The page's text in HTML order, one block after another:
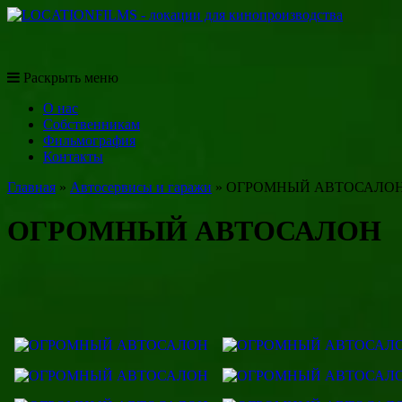
Раскрыть меню
O нас
Собственникам
Фильмография
Контакты
Главная » Автосервисы и гаражи » ОГРОМНЫЙ
ОГРОМНЫЙ АВТОСАЛОН